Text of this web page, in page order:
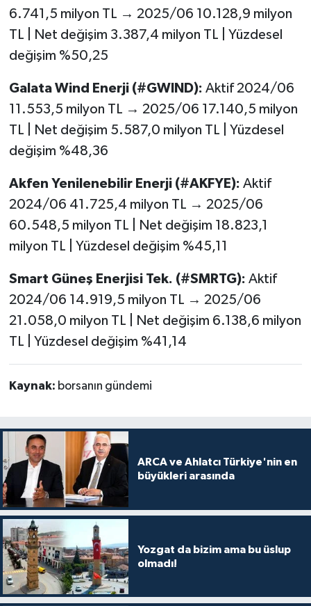
6.741,5 milyon TL → 2025/06 10.128,9 milyon
TL | Net değişim 3.387,4 milyon TL | Yüzdesel
değişim %50,25
Galata Wind Enerji (#GWIND): Aktif 2024/06
11.553,5 milyon TL → 2025/06 17.140,5 milyon
TL | Net değişim 5.587,0 milyon TL | Yüzdesel
değişim %48,36
Akfen Yenilenebilir Enerji (#AKFYE): Aktif
2024/06 41.725,4 milyon TL → 2025/06
60.548,5 milyon TL | Net değişim 18.823,1
milyon TL | Yüzdesel değişim %45,11
Smart Güneş Enerjisi Tek. (#SMRTG): Aktif
2024/06 14.919,5 milyon TL → 2025/06
21.058,0 milyon TL | Net değişim 6.138,6 milyon
TL | Yüzdesel değişim %41,14
Kaynak: borsanın gündemi
ARCA ve Ahlatcı Türkiye'nin en
büyükleri arasında
Yozgat da bizim ama bu üslup
olmadı!